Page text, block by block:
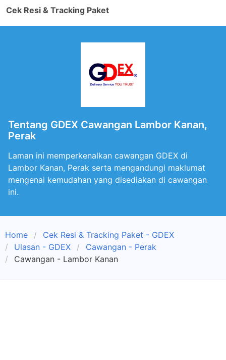
Cek Resi & Tracking Paket
Tentang GDEX Cawangan Lambor Kanan,
Perak
Laman ini memperkenalkan cawangan GDEX di
Lambor Kanan, Perak serta mengandungi maklumat
mengenai kemudahan yang disediakan di cawangan
ini.
Home
Cek Resi & Tracking Paket - GDEX
Ulasan - GDEX
Cawangan - Perak
Cawangan - Lambor Kanan